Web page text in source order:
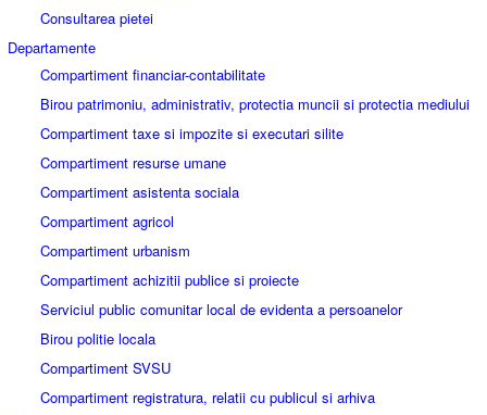
Consultarea pietei
Departamente
Compartiment financiar-contabilitate
Birou patrimoniu, administrativ, protectia muncii si protectia mediului
Compartiment taxe si impozite si executari silite
Compartiment resurse umane
Compartiment asistenta sociala
Compartiment agricol
Compartiment urbanism
Compartiment achizitii publice si proiecte
Serviciul public comunitar local de evidenta a persoanelor
Birou politie locala
Compartiment SVSU
Compartiment registratura, relatii cu publicul si arhiva